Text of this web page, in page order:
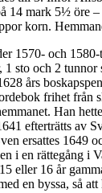
14 mark 5½ öre
korn.
1570- och
sto och 2
års
frihet från
Han
efterträtts av
ersattes 1649
i en rättegång i
eller 16 år
en byssa, så